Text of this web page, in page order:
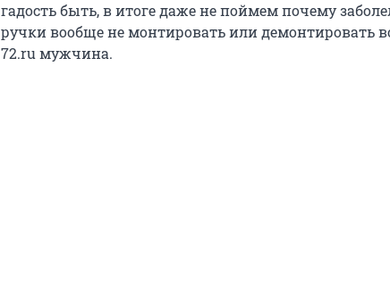
гадость быть, в итоге даже не поймем почему
ручки вообще не монтировать или демонтировать
72.ru мужчина.